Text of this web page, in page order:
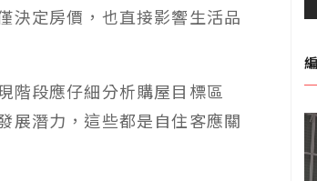
決定房價，也直接影響生活品
階段應仔細分析購屋目標區
展潛力，這些都是自住客應關